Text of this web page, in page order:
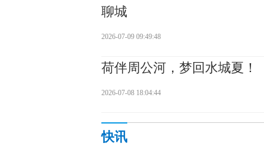
聊城
2026-07-09 09:49:48
荷伴周公河，梦回水城夏！
2026-07-08 18:04:44
快讯